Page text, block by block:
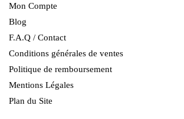
Mon Compte
Blog
F.A.Q / Contact
Conditions générales de ventes
Politique de remboursement
Mentions Légales
Plan du Site